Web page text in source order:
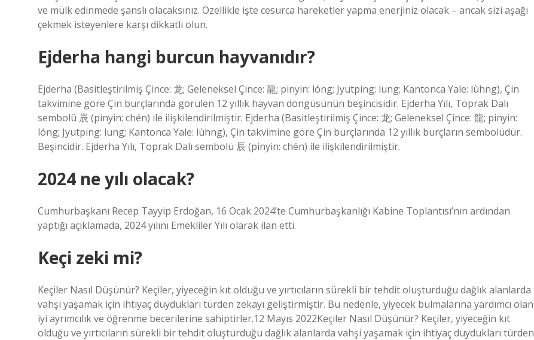
ve mülk edinmede şanslı olacaksınız. Özellikle işte cesurca hareketler yapma enerjiniz olacak – ancak sizi aşağı
çekmek isteyenlere karşı dikkatli olun.
Ejderha hangi burcun hayvanıdır?
Ejderha (Basitleştirilmiş Çince: 龙; Geleneksel Çince: 龍; pinyin: lóng; Jyutping: lung; Kantonca Yale: lùhng), Çin
takvimine göre Çin burçlarında görülen 12 yıllık hayvan döngüsünün beşincisidir. Ejderha Yılı, Toprak Dalı
sembolü 辰 (pinyin: chén) ile ilişkilendirilmiştir. Ejderha (Basitleştirilmiş Çince: 龙; Geleneksel Çince: 龍; pinyin:
lóng; Jyutping: lung; Kantonca Yale: lùhng), Çin takvimine göre Çin burçlarında 12 yıllık burçların sembolüdür.
Beşincidir. Ejderha Yılı, Toprak Dalı sembolü 辰 (pinyin: chén) ile ilişkilendirilmiştir.
2024 ne yılı olacak?
Cumhurbaşkanı Recep Tayyip Erdoğan, 16 Ocak 2024’te Cumhurbaşkanlığı Kabine Toplantısı’nın ardından
yaptığı açıklamada, 2024 yılını Emekliler Yılı olarak ilan etti.
Keçi zeki mi?
Keçiler Nasıl Düşünür? Keçiler, yiyeceğin kıt olduğu ve yırtıcıların sürekli bir tehdit oluşturduğu dağlık alanlarda
vahşi yaşamak için ihtiyaç duydukları türden zekayı geliştirmiştir. Bu nedenle, yiyecek bulmalarına yardımcı olan
iyi ayrımcılık ve öğrenme becerilerine sahiptirler.12 Mayıs 2022Keçiler Nasıl Düşünür? Keçiler, yiyeceğin kıt
olduğu ve yırtıcıların sürekli bir tehdit oluşturduğu dağlık alanlarda vahşi yaşamak için ihtiyaç duydukları türden